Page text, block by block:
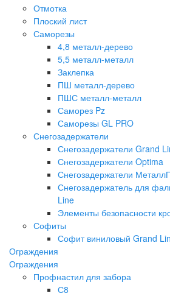
Отмотка
Плоский лист
Саморезы
4,8 металл-дерево
5,5 металл-металл
Заклепка
ПШ металл-дерево
ПШС металл-металл
Саморез Pz
Саморезы GL PRO
Снегозадержатели
Снегозадержатели Grand
Снегозадержатели Optima
Снегозадержатели
Снегозадержатель для
Line
Элементы безопасности
Софиты
Софит виниловый Grand
Ограждения
Ограждения
Профнастил для забора
С8